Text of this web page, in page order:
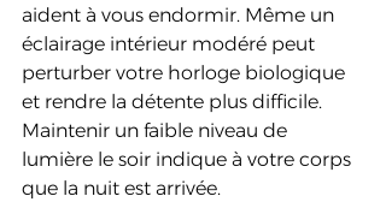
aident à vous endormir. Même un
éclairage intérieur modéré peut
perturber votre horloge biologique
et rendre la détente plus difficile.
Maintenir un faible niveau de
lumière le soir indique à votre corps
que la nuit est arrivée.